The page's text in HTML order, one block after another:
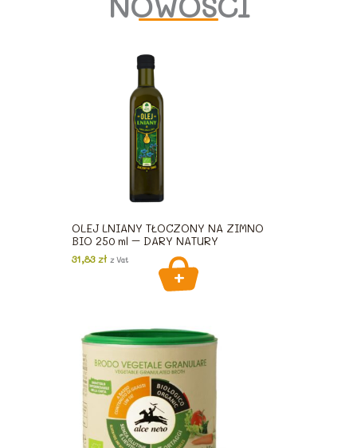
OLEJ LNIANY TŁOCZONY NA ZIMNO
BIO 250 ml – DARY NATURY
31,83 zł z Vat